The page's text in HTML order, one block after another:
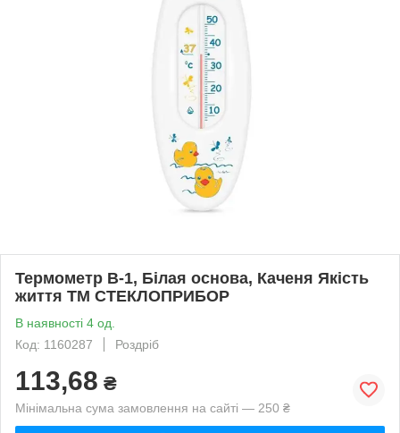
Термометр В-1, Білая основа, Каченя Якість
життя ТМ СТЕКЛОПРИБОР
В наявності 4 од.
Код: 1160287
Роздріб
113,68 ₴
Мінімальна сума замовлення на сайті — 250 ₴